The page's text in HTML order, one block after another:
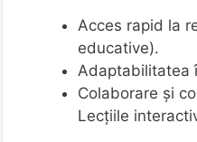
Acces rapid la
educative).
Adaptabilitatea
Colaborare și
Lecțiile